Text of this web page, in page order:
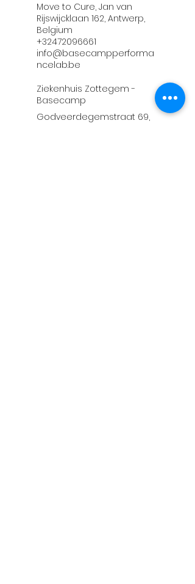
Move to Cure, Jan van
Rijswijcklaan 162, Antwerp,
Belgium
+32472096661
info@basecampperforma
ncelab.be
Ziekenhuis Zottegem -
Basecamp
Godveerdegemstraat 69,